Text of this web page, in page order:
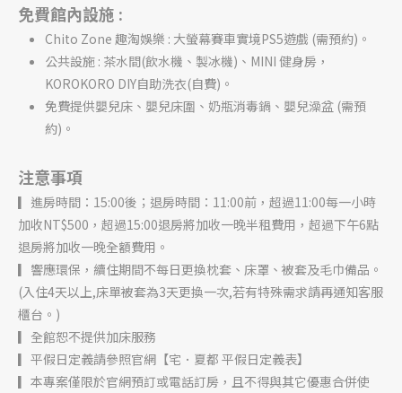
免費館內設施 :
Chito Zone 趣淘娛樂 : 大螢幕賽車實境PS5遊戲 (需預約)。
公共設施 : 茶水間(飲水機、製冰機)、MINI 健身房，
KOROKORO DIY自助洗衣(自費)。
免費提供嬰兒床、嬰兒床圍、奶瓶消毒鍋、嬰兒澡盆 (需預
約)。
注意事項
▎進房時間：15:00後；退房時間：11:00前，超過11:00每一小時
加收NT$500，超過15:00退房將加收一晚半租費用，超過下午6點
退房將加收一晚全額費用。
▎響應環保，續住期間不每日更換枕套、床罩、被套及毛巾備品。
(入住4天以上,床單被套為3天更換一次,若有特殊需求請再通知客服
櫃台。)
▎全館恕不提供加床服務
▎平假日定義請參照官網【宅．夏都 平假日定義表】
▎本專案僅限於官網預訂或電話訂房，且不得與其它優惠合併使